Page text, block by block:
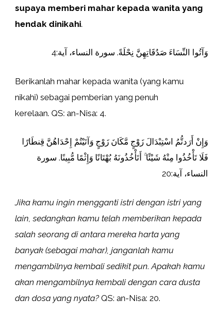
supaya memberi mahar kepada wanita yang
hendak dinikahi.
وَآتُوا النِّسَاءَ صَدُقَاتِهِنَّ نِحْلَةً. سورة النساء، آية:4
Berikanlah mahar kepada wanita (yang kamu
nikahi) sebagai pemberian yang penuh
kerelaan. QS: an-Nisa: 4.
وَإِنْ أَرَدتُّمُ اسْتِبْدَالَ زَوْجٍ مَّكَانَ زَوْجٍ وَآتَيْتُمْ إِحْدَاهُنَّ قِنطَارًا
فَلَا تَأْخُذُوا مِنْهُ شَيْئًا ۚ أَتَأْخُذُونَهُ بُهْتَانًا وَإِثْمًا مُّبِينًا. سورة
النساء، آية:20
Jika kamu ingin mengganti istri dengan istri yang
lain, sedangkan kamu telah memberikan kepada
salah seorang di antara mereka harta yang
banyak (sebagai mahar), janganlah kamu
mengambilnya kembali sedikit pun. Apakah kamu
akan mengambilnya kembali dengan cara dusta
dan dosa yang nyata? QS: an-Nisa: 20.